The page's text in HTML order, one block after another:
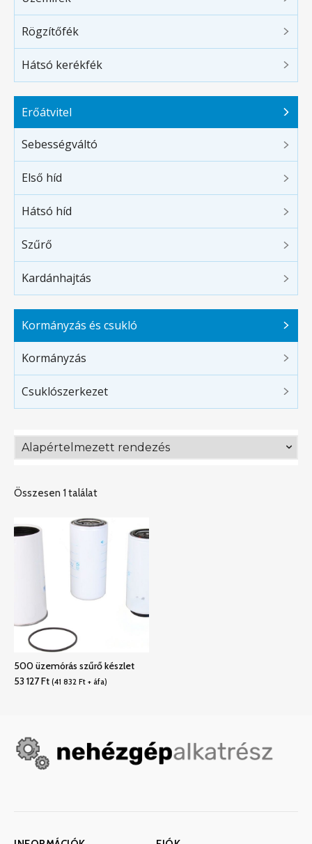
Rögzítőfék
Hátsó kerékfék
Erőátvitel
Sebességváltó
Első híd
Hátsó híd
Szűrő
Kardánhajtás
Kormányzás és csukló
Kormányzás
Csuklószerkezet
Összesen 1 találat
500 üzemórás szűrő készlet
53 127Ft (41 832 Ft + áfa)